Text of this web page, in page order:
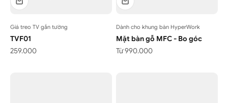
Giá treo TV gắn tường
TVF01
Giá bán
259.000
Dành cho khung bàn HyperWork
Mặt bàn gỗ MFC - Bo góc
Giá bán
Từ 990.000